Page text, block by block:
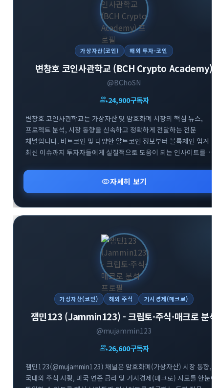
가상자산(코인) 해외 투자·코인
변창호 코인사관학교 (BCH Crypto Academy)
@BChoSN
group24,900구독자
변창호 코인사관학교는 가상자산 및 암호화폐 시장의 핵심 뉴스,
프로젝트 분석, 시장 동향을 신속하고 정확하게 전달하는 전문
채널입니다. 비트코인 및 다양한 알트코인 정보부터 블록체인 업계
최신 이슈까지 투자자들에게 실질적으로 도움이 되는 인사이트를
태그를 통해 투명하게 채널을 운영하고 있습니다. 가상자산 시장의
흐름을 빠르게 파악하고 신뢰도 높은 투자 정보를 얻고자 하는
투자자분들께 추천합니다.
visibility자세히 보기
가상자산(코인) 해외 주식 거시경제(매크로)
잼민123 (Jammin123) - 크립토·주식·매크로 분석
@mujammin123
group26,600구독자
잼민123(@mujammin123) 채널은 암호화폐(가상자산) 시장 동향,
국내외 주식 시황, 미국 연준 금리 및 거시경제(매크로) 지표를 한눈에